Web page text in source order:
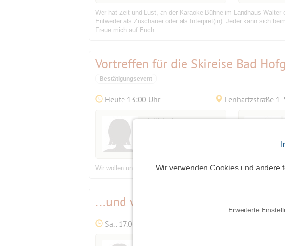
Wir verwenden Cookies und andere
Erweiterte
Wer hat Zeit und Lust, an der Karaoke-Bühne im Landhaus
Entweder als Zuschauer oder als Interpret(in). Jeder kann sich
Freue mich auf Euch.
Vortreffen für die Skireise Bad
Bestätigungsevent
Heute 13:00 Uhr Lenhartzstraße
Initiatorin
Wir wollen uns in gemütlicher Atmosphäre kennen lernen und
...und weiter geht's 👟👟 nach
Sa., 17.04.2027 11:30 Uhr